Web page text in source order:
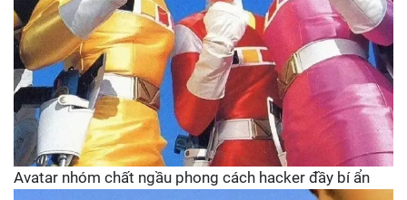
Avatar nhóm chất ngầu phong cách hacker đầy bí ẩn